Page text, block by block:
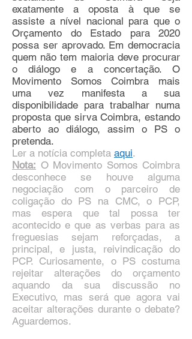
exatamente a oposta à que se
assiste a nível nacional para que o
Orçamento do Estado para 2020
possa ser aprovado. Em democracia
quem não tem maioria deve procurar
o diálogo e a concertação. O
Movimento Somos Coimbra mais
uma vez manifesta a sua
disponibilidade para trabalhar numa
proposta que sirva Coimbra, estando
aberto ao diálogo, assim o PS o
pretenda.
Ler a notícia completa aqui.
Nota: O Movimento Somos Coimbra
desconhece se houve alguma
negociação com o parceiro de
coligação do PS na CMC, o PCP,
mas espera que tal possa ter
acontecido e que as verbas para as
freguesias sejam reforçadas, a
principal, e justa, reivindicação do
PCP. Curiosamente, o PS costuma
rejeitar alterações do orçamento
aquando da sua discussão no
Executivo, mas será que agora vai
aceitar alterações durante o debate?
Aguardemos.